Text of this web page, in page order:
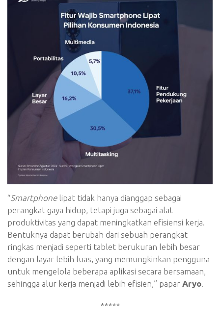
“Smartphone lipat tidak hanya dianggap sebagai
perangkat gaya hidup, tetapi juga sebagai alat
produktivitas yang dapat meningkatkan efisiensi kerja.
Bentuknya dapat berubah dari sebuah perangkat
ringkas menjadi seperti tablet berukuran lebih besar
dengan layar lebih luas, yang memungkinkan pengguna
untuk mengelola beberapa aplikasi secara bersamaan,
sehingga alur kerja menjadi lebih efisien,” papar Aryo.
*****